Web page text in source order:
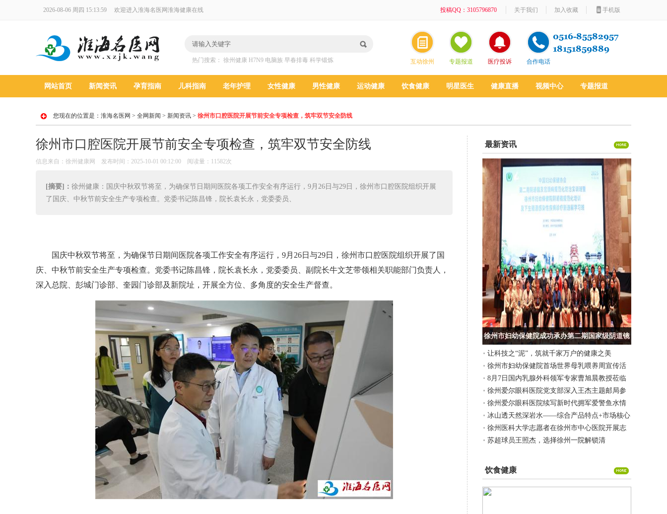
2026-08-06 周四 15:14:00 欢迎进入淮海名医网淮海健康在线 手机版
加入收藏
关于我们
投稿QQ：3105796870
热门搜索： 徐州健康 H7N9 电脑族 早春排毒 科学锻炼 互动徐州 专题报道 医疗投诉 合作电话
网站首页 新闻资讯 孕育指南 儿科指南 老年护理 女性健康 男性健康 运动健康 饮食健康 明星医生 健康直播 视频中心 专题报道
您现在的位置是： 淮海名医网 > 全网新闻 > 新闻资讯 > 徐州市口腔医院开展节前安全专项检查，筑牢双节安全防线
徐州市口腔医院开展节前安全专项检查，筑牢双节安全防线
信息来自：徐州健康网 发布时间：2025-10-01 00:12:00 阅读量：11582次
[摘要]： 徐州健康：国庆中秋双节将至，为确保节日期间医院各项工作安全有序运行，9月26日与29日，徐州市口腔医院组织开展
了国庆、中秋节前安全生产专项检查。党委书记陈昌锋，院长袁长永，党委委员、
国庆中秋双节将至，为确保节日期间医院各项工作安全有序运行，9月26日与29日，徐州市口腔医院组织开展了国
庆、中秋节前安全生产专项检查。党委书记陈昌锋，院长袁长永，党委委员、副院长牛文芝带领相关职能部门负责人，
深入总院、彭城门诊部、奎园门诊部及新院址，开展全方位、多角度的安全生产督查。
最新资讯
徐州市妇幼保健院成功承办第二期国家级阴道镜
及宫颈病规范化防治实训班
让科技之“泥”，筑就千家万户的健康之美
徐州市妇幼保健院首场世界母乳喂养周宣传活
动开启
8月7日国内乳腺外科领军专家曹旭晨教授莅临
我徐州市妇幼保健院坐诊
徐州爱尔眼科医院党支部深入王杰主题邮局参
观考察
徐州爱尔眼科医院续写新时代拥军爱警鱼水情
冰山透天然深岩水——综合产品特点+市场核心
竞争优势
徐州医科大学志愿者在徐州市中心医院开展志
愿服务实践活动
苏超球员王照杰，选择徐州一院解锁清
饮食健康